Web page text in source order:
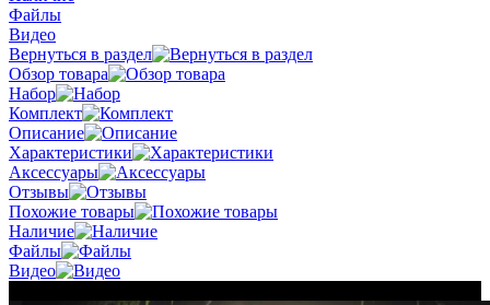
Файлы
Видео
Вернуться в раздел
Обзор товара
Набор
Комплект
Описание
Характеристики
Аксессуары
Отзывы
Похожие товары
Наличие
Файлы
Видео